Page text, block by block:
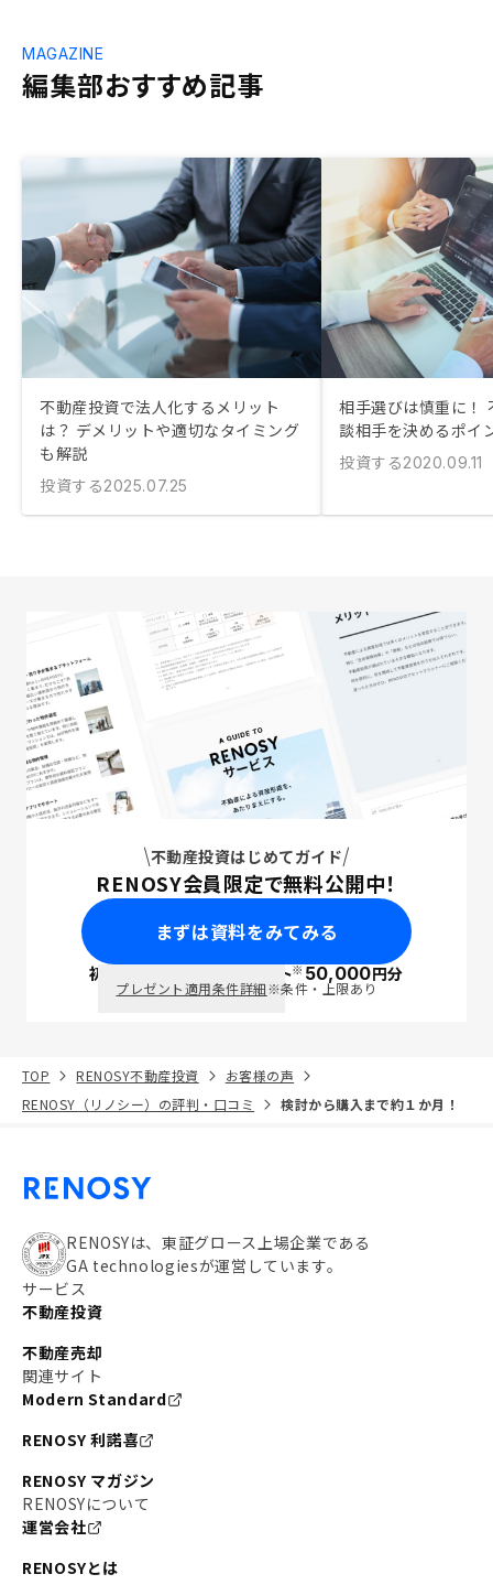
編集部おすすめ記事
MAGAZINE
不動産投資で法人化するメリット
は？ デメリットや適切なタイミング
も解説
投資する2025.07.25
相手選びは慎重に！
談相手を決めるポイ
投資する2020.09.11
不動産投資はじめてガイド
RENOSY会員限定で無料公開中！
まずは資料をみてみる
初回面談で ポイント※50,000円分
プレゼント適用条件詳細※条件・上限あり
TOP RENOSY不動産投資
お客様の声
RENOSY（リノシー）の評判・口コミ
検討から購入まで約１か月！
RENOSYは、東証グロース上場企業である
GA technologiesが運営しています。
サービス
不動産投資
不動産売却
関連サイト
Modern Standard
RENOSY 利諾喜
RENOSY マガジン
RENOSYについて
運営会社
RENOSYとは